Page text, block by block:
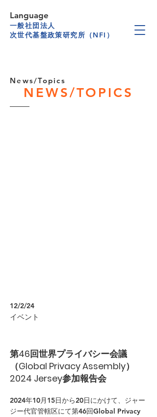
一般社団法人
次世代基盤政策研究所（NFI）
Language
News/Topics
NEWS/TOPICS
12/2/24
イベント
第46回世界プライバシー会議
（Global Privacy Assembly）
2024 Jersey参加報告会
2024年10月15日から20日にかけて、ジャー
ジー代官管轄区にて第46回Global Privacy